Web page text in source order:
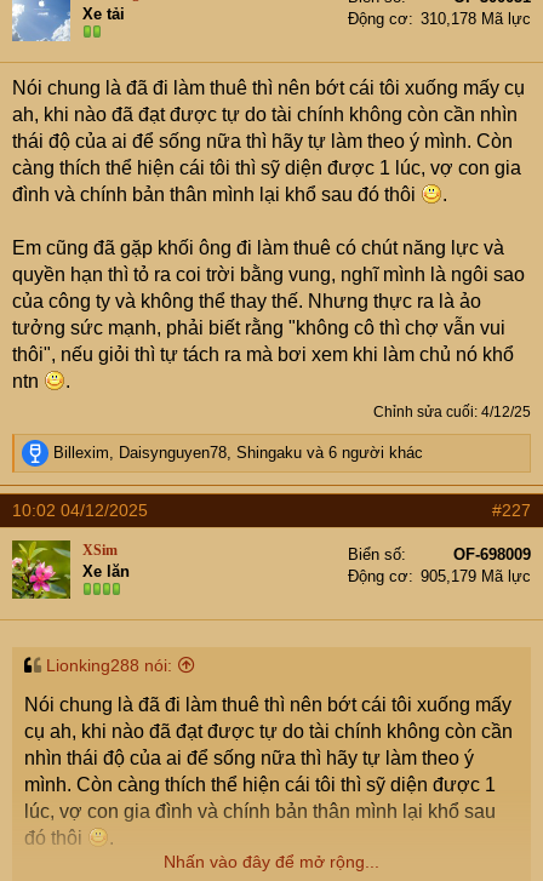
Xe tải
Động cơ
310,178 Mã lực
Nói chung là đã đi làm thuê thì nên bớt cái tôi xuống mấy cụ
ah, khi nào đã đạt được tự do tài chính không còn cần nhìn
thái độ của ai để sống nữa thì hãy tự làm theo ý mình. Còn
càng thích thể hiện cái tôi thì sỹ diện được 1 lúc, vợ con gia
đình và chính bản thân mình lại khổ sau đó thôi
.
Em cũng đã gặp khối ông đi làm thuê có chút năng lực và
quyền hạn thì tỏ ra coi trời bằng vung, nghĩ mình là ngôi sao
của công ty và không thể thay thế. Nhưng thực ra là ảo
tưởng sức mạnh, phải biết rằng "không cô thì chợ vẫn vui
thôi", nếu giỏi thì tự tách ra mà bơi xem khi làm chủ nó khổ
ntn
.
Chỉnh sửa cuối: 4/12/25
R
e
a
c
t
i
o
n
s
Billexim, Daisynguyen78, Shingaku và 6 người khác
10:02 04/12/2025 #227
XSim
Xe lăn
Biển số
OF-698009
Động cơ
905,179 Mã lực
Lionking288 nói:
Nói chung là đã đi làm thuê thì nên bớt cái tôi xuống mấy
cụ ah, khi nào đã đạt được tự do tài chính không còn cần
nhìn thái độ của ai để sống nữa thì hãy tự làm theo ý
mình. Còn càng thích thể hiện cái tôi thì sỹ diện được 1
lúc, vợ con gia đình và chính bản thân mình lại khổ sau
đó thôi
.
Nhấn vào đây để mở rộng...